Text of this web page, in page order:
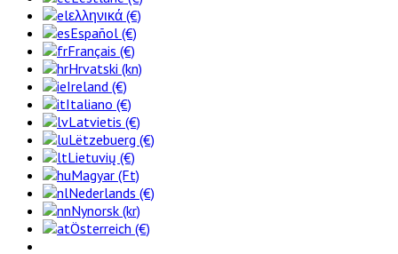
ελληνικά (€)
Español (€)
Français (€)
Hrvatski (kn)
Ireland (€)
Italiano (€)
Latvietis (€)
Lëtzebuerg (€)
Lietuvių (€)
Magyar (Ft)
Nederlands (€)
Nynorsk (kr)
Österreich (€)